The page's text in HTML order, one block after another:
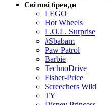
Світові бренди
LEGO
Hot Wheels
L.O.L. Surprise
#Sbabam
Paw Patrol
Barbie
TechnoDrive
Fisher-Price
Screechers Wild
TY